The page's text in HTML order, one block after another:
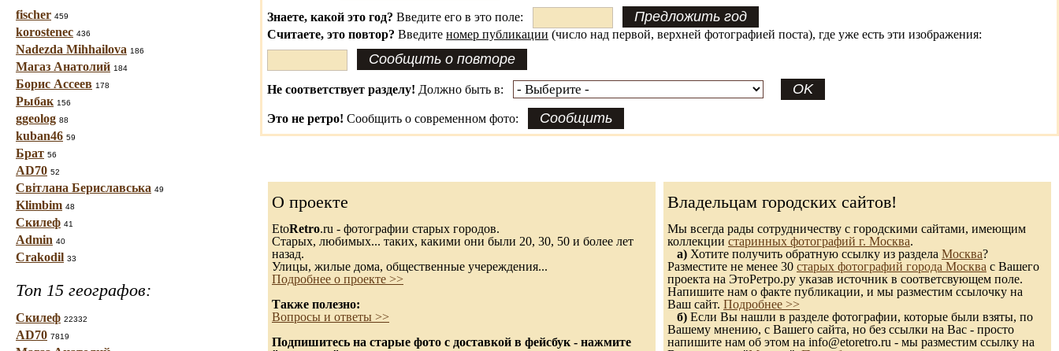
fischer 459
korostenec 436
Nadezda Mihhailova 186
Магаз Анатолий 184
Борис Ассеев 178
Рыбак 156
ggeolog 88
kuban46 59
Брат 56
AD70 52
Світлана Бериславська 49
Klimbim 48
Скилеф 41
Admin 40
Crakodil 33
Топ 15 географов:
Скилеф 22332
AD70 7819
Знаете, какой это год? Введите его в это поле:
Считаете, это повтор? Введите номер публикации (число над первой, верхней фотографией поста), где уже есть эти изображения:
Не соответствует разделу! Должно быть в:
Это не ретро! Сообщить о современном фото:
О проекте
EtoRetro.ru - фотографии старых городов.
Старых, любимых... таких, какими они были 20, 30, 50 и более лет
назад.
Улицы, жилые дома, общественные учереждения...
Подробнее о проекте >>
Также полезно:
Вопросы и ответы >>
Подпишитесь на старые фото с доставкой в фейсбук - нажмите
Владельцам городских сайтов!
Мы всегда рады сотрудничеству с городскими сайтами, имеющим
коллекции старинных фотографий г. Москва.
а) Хотите получить обратную ссылку из раздела Москва?
Разместите не менее 30 старых фотографий города Москва с Вашего
проекта на ЭтоРетро.ру указав источник в соответсвующем поле.
Напишите нам о факте публикации, и мы разместим ссылочку на
Ваш сайт. Подробнее >>
б) Если Вы нашли в разделе фотографии, которые были взяты, по
Вашему мнению, с Вашего сайта, но без ссылки на Вас - просто
напишите нам об этом на info@etoretro.ru - мы разместим ссылку на